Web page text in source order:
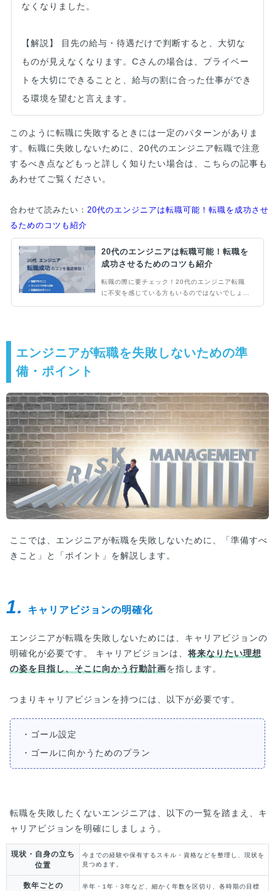
なくなりました。
【解説】 目先の給与・待遇だけで判断すると、大切な
ものが見えなくなります。Cさんの場合は、プライベー
トを大切にできることと、給与の割に合った仕事ができ
る環境を望むと言えます。
このように転職に失敗するときには一定のパターンがありま
す。転職に失敗しないために、20代のエンジニア転職で注意
するべき点などもっと詳しく知りたい場合は、こちらの記事も
あわせてご覧ください。
合わせて読みたい： 20代のエンジニアは転職可能！転職を成功させ
るためのコツも紹介
20代のエンジニアは転職可能！転職を
成功させるためのコツも紹介
転職の際に要チェック！20代のエンジニア転職
に不安を感じている方もいるのではないでしょう
エンジニアが転職を失敗しないための準
備・ポイント
ここでは、エンジニアが転職を失敗しないために、「準備すべ
きこと」と「ポイント」を解説します。
1. キャリアビジョンの明確化
エンジニアが転職を失敗しないためには、キャリアビジョンの
明確化が必要です。 キャリアビジョンは、 将来なりたい理想
の姿を目指し、そこに向かう行動計画を指します。
つまりキャリアビジョンを持つには、以下が必要です。
・ゴール設定
・ゴールに向かうためのプラン
転職を失敗したくないエンジニアは、以下の一覧を踏まえ、キ
ャリアビジョンを明確にしましょう。
現状・自身の立ち
位置
今までの経験や保有するスキル・資格などを整理し、 現状を
見つめます。
数年ごとの
半年・1年・3年など、細かく年数を区切り、 各時期の目標